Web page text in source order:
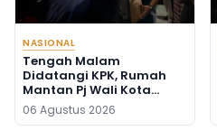
NASIONAL
Tengah Malam
Didatangi KPK, Rumah
Mantan Pj Wali Kota
Digeledah, Empat Koper
Dibawa
06 Agustus 2026